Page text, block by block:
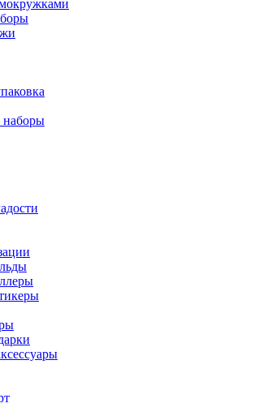
наборы